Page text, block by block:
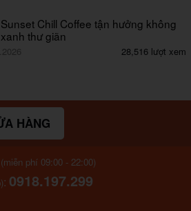
Chill Coffee tận hưởng không
thư giãn
28,516 lượt xem
HÀNG
(miễn phí 09:00 - 22:00)
: 0918.197.299